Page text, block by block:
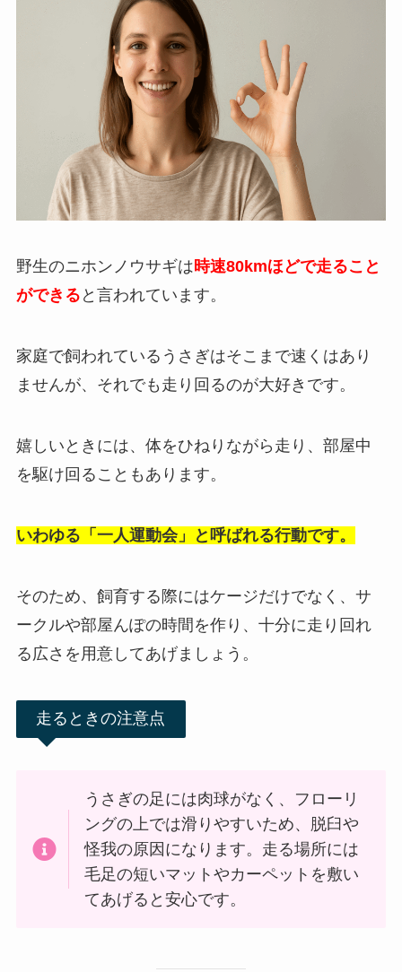
野生のニホンノウサギは時速80kmほどで走ること
ができる と言われています。
家庭で飼われているうさぎはそこまで速くはあり
ませんが、それでも走り回るのが大好きです。
嬉しいときには、体をひねりながら走り、部屋中
を駆け回ることもあります。
いわゆる「一人運動会」と呼ばれる行動です。
そのため、飼育する際にはケージだけでなく、サ
ークルや部屋んぽの時間を作り、十分に走り回れ
る広さを用意してあげましょう。
走るときの注意点
うさぎの足には肉球がなく、フローリ
ングの上では滑りやすいため、脱臼や
怪我の原因になります。走る場所には
毛足の短いマットやカーペットを敷い
てあげると安心です。